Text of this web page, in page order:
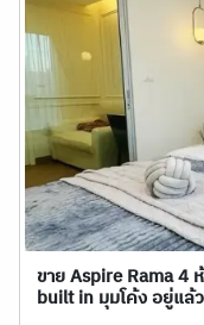
ขาย Aspire Rama 4
built in มุมโค้ง อยู่แล้